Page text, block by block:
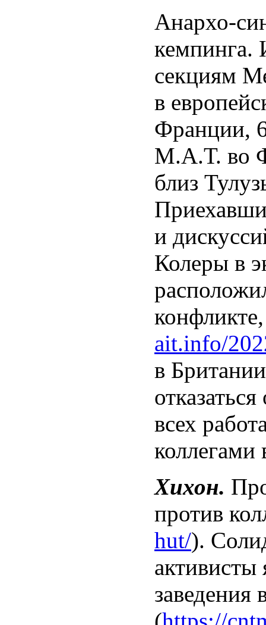
Анархо-
кемпинга.
секциям
в
Франции,
М.А.Т. во
близ
и
Колеры в
ait.info/
в
всех
коллегами
Хихон.
против
hut/).